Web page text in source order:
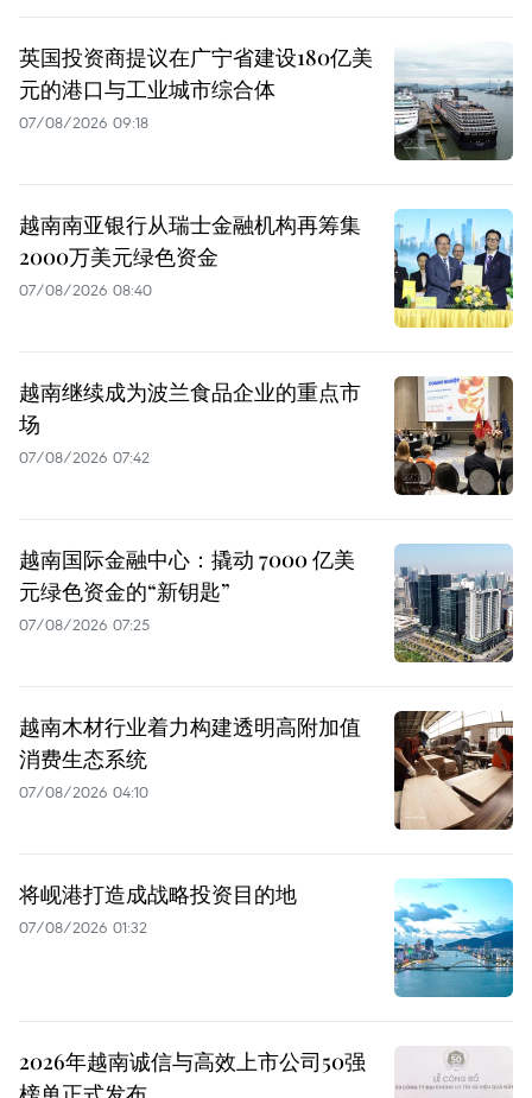
英国投资商提议在广宁省建设180亿美
元的港口与工业城市综合体
07/08/2026 09:18
越南南亚银行从瑞士金融机构再筹集
2000万美元绿色资金
07/08/2026 08:40
越南继续成为波兰食品企业的重点市
场
07/08/2026 07:42
越南国际金融中心：撬动 7000 亿美
元绿色资金的“新钥匙”
07/08/2026 07:25
越南木材行业着力构建透明高附加值
消费生态系统
07/08/2026 04:10
将岘港打造成战略投资目的地
07/08/2026 01:32
2026年越南诚信与高效上市公司50强